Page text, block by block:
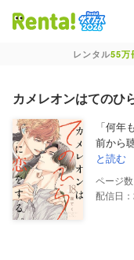
レンタル55万
カメレオンはてのひ
「何年
前から
と読む
配信日